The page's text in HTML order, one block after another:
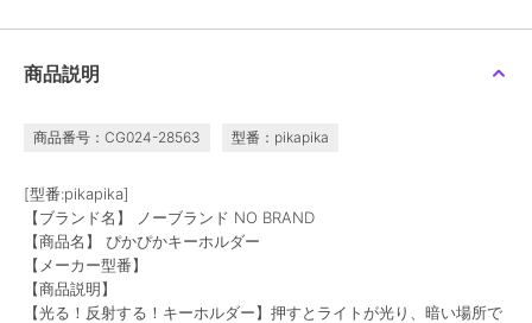
商品説明
商品番号：CG024-28563 型番：pikapika
[型番:pikapika]
【ブランド名】 ノーブランド NO BRAND
【商品名】 ぴかぴかキーホルダー
【メーカー型番】
【商品説明】
【光る！反射する！キーホルダー】押すとライトが光り、暗い場所で